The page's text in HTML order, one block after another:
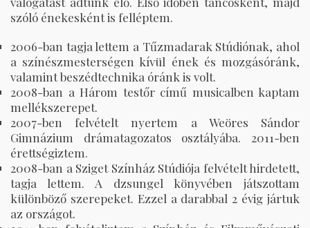
szóló énekesként is felléptem.
2006-ban tagja lettem a Tűzmadarak Stúdiónak, ahol
a színészmesterségen kívül ének és mozgásóránk,
valamint beszédtechnika óránk is volt.
2008-ban a Három testőr című musicalben kaptam
mellékszerepet.
2007-ben felvételt nyertem a Weöres Sándor
Gimnázium drámatagozatos osztályába. 2011-ben
érettségiztem.
2008-ban a Sziget Színház Stúdiója felvételt hirdetett,
tagja lettem. A dzsungel könyvében játszottam
különböző szerepeket. Ezzel a darabbal 2 évig jártuk
az országot.